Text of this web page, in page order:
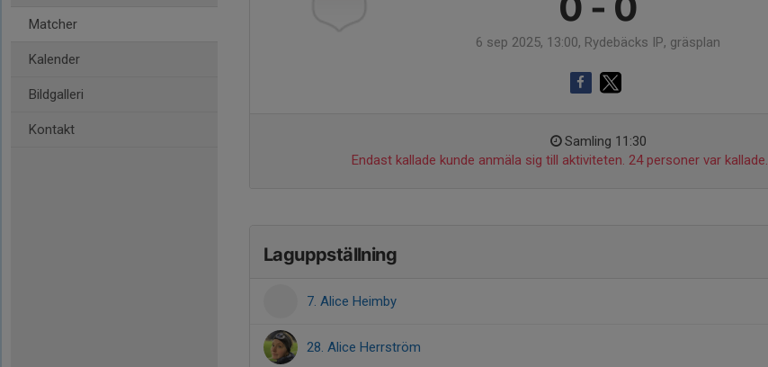
Matcher
Kalender
Bildgalleri
Kontakt
6 sep 2025, 13:00, Rydebäcks IP, gräsplan
Samling 11:30
Endast kallade kunde anmäla sig till aktiviteten. 24 personer var kallade.
Laguppställning
7. Alice Heimby
28. Alice Herrström